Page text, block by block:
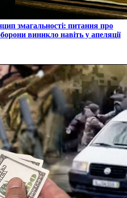
змагальності: питання про
виникло навіть у апеляції